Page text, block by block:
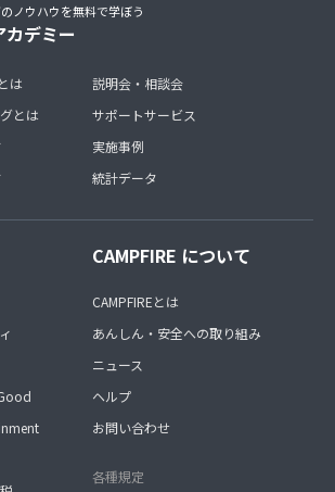
ノウハウを無料で学ぼう
カデミー
は
とは
説明会・相談会
サポートサービス
実施事例
統計データ
CAMPFIRE について
CAMPFIREとは
あんしん・安全への取り組み
ニュース
ヘルプ
お問い合わせ
各種規定